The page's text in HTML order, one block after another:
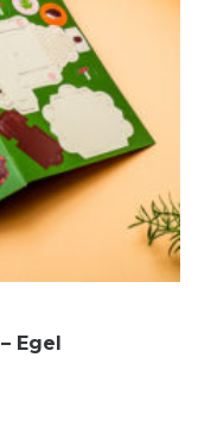
Egel